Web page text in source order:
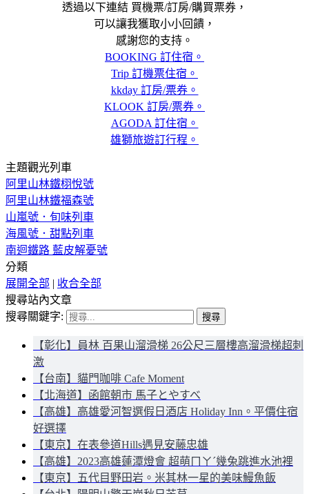
透過以下連結 買機票/訂房/購買票券，
可以讓我獲取小小回饋，
感謝您的支持。
BOOKING 訂住宿。
Trip 訂機票住宿。
kkday 訂房/票券。
KLOOK 訂房/票券。
AGODA 訂住宿。
雄獅旅遊訂行程。
主題觀光列車
阿里山林鐵栩悅號
阿里山林鐵福森號
山嵐號．旬味列車
海風號．甜點列車
南迴鐵路 藍皮解憂號
分類
展開全部 | 收合全部
搜尋站內文章
搜尋關鍵字:
【彰化】員林 百果山溜滑梯 26公尺三層樓高溜滑梯超刺
激
【台南】貓門咖啡 Cafe Moment
【北海道】函館朝市 馬子とやすべ
【高雄】高雄愛河智選假日酒店 Holiday Inn。平價住宿
好選擇
【東京】在表參道Hills遇見安藤忠雄
【高雄】2023高雄蓮潭燈會 超萌ㄇㄚˊ幾兔跳進水池裡
【東京】五代目野田岩。米其林一星的美味鰻魚飯